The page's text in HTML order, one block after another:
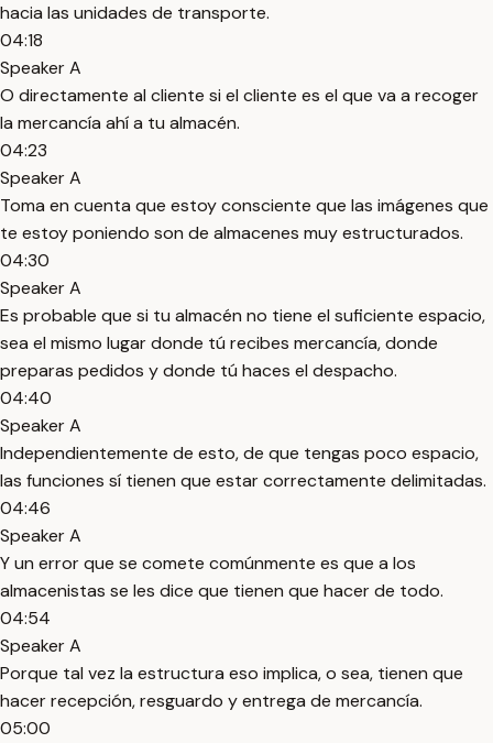
hacia las unidades de transporte.
04:18
Speaker A
O directamente al cliente si el cliente es el que va a recoger
la mercancía ahí a tu almacén.
04:23
Speaker A
Toma en cuenta que estoy consciente que las imágenes que
te estoy poniendo son de almacenes muy estructurados.
04:30
Speaker A
Es probable que si tu almacén no tiene el suficiente espacio,
sea el mismo lugar donde tú recibes mercancía, donde
preparas pedidos y donde tú haces el despacho.
04:40
Speaker A
Independientemente de esto, de que tengas poco espacio,
las funciones sí tienen que estar correctamente delimitadas.
04:46
Speaker A
Y un error que se comete comúnmente es que a los
almacenistas se les dice que tienen que hacer de todo.
04:54
Speaker A
Porque tal vez la estructura eso implica, o sea, tienen que
hacer recepción, resguardo y entrega de mercancía.
05:00